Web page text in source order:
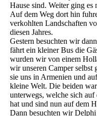
Hause sind. Weiter ging
Auf dem Weg dort hin
verkohlten Landschaften
diesen Jahres.
Gestern besuchten wir
fährt ein kleiner Bus die
wurden wir von einem
wir unseren Camper selbst
sie uns in Armenien und
kleine Welt. Die beiden
unterwegs, welche sich
hat und sind nun auf dem
Dann besuchten wir